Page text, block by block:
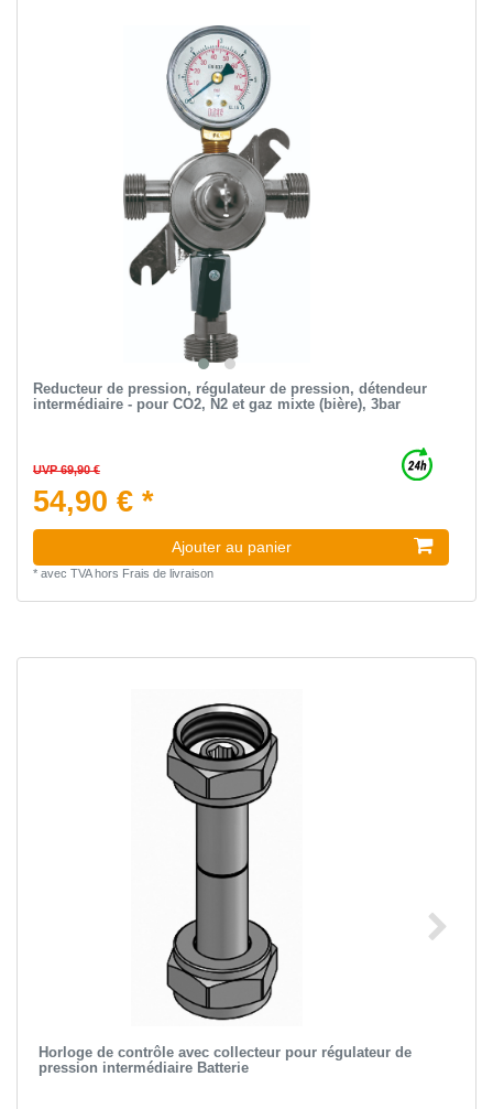
Reducteur de pression, régulateur de pression, détendeur
intermédiaire - pour CO2, N2 et gaz mixte (bière), 3bar
UVP 69,90 €
54,90 € *
Ajouter au panier
* avec TVAhors Frais de livraison
Horloge de contrôle avec collecteur pour régulateur de
pression intermédiaire Batterie